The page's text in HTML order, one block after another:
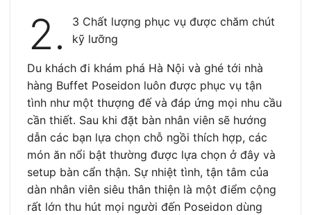
2.
3 Chất lượng phục vụ được chăm chút
kỹ lưỡng
Du khách đi khám phá Hà Nội và ghé tới nhà
hàng Buffet Poseidon luôn được phục vụ tận
tình như một thượng đế và đáp ứng mọi nhu cầu
cần thiết. Sau khi đặt bàn nhân viên sẽ hướng
dẫn các bạn lựa chọn chỗ ngồi thích hợp, các
món ăn nổi bật thường được lựa chọn ở đây và
setup bàn cẩn thận. Sự nhiệt tình, tận tâm của
dàn nhân viên siêu thân thiện là một điểm cộng
rất lớn thu hút mọi người đến Poseidon dùng